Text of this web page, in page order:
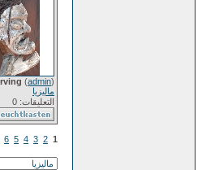
(admin)
ماليزيا
التعليقات: 0
1
2
3
4
5
6